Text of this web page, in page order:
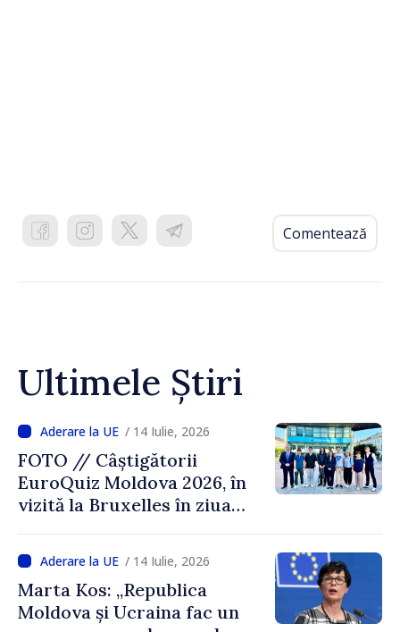
Comentează
Ultimele Știri
/ 14 Iulie, 2026
FOTO // Câștigătorii
EuroQuiz Moldova 2026, în
vizită la Bruxelles în ziua
pentru Clusterul 6
/ 14 Iulie, 2026
Marta Kos: „Republica
Moldova și Ucraina fac un